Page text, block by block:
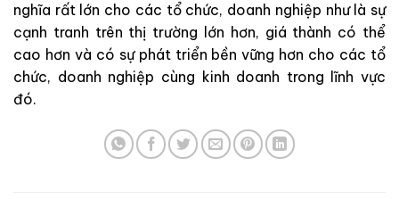
nghĩa rất lớn cho các tổ chức, doanh nghiệp như là sự
cạnh tranh trên thị trường lớn hơn, giá thành có thể
cao hơn và có sự phát triển bền vững hơn cho các tổ
chức, doanh nghiệp cùng kinh doanh trong lĩnh vực
đó.